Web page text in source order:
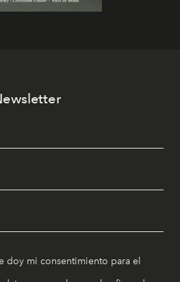
doy mi consentimiento para el